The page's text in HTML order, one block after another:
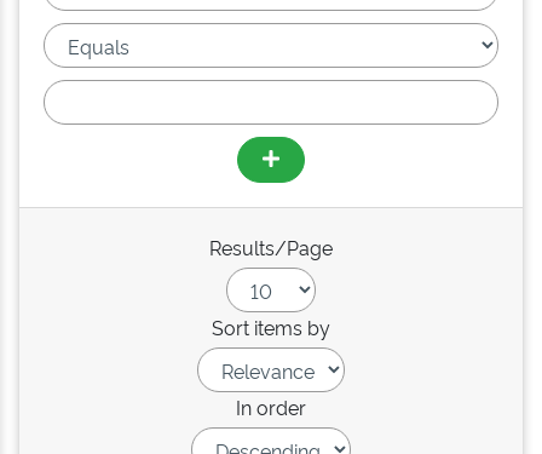
Results/Page
Sort items by
In order